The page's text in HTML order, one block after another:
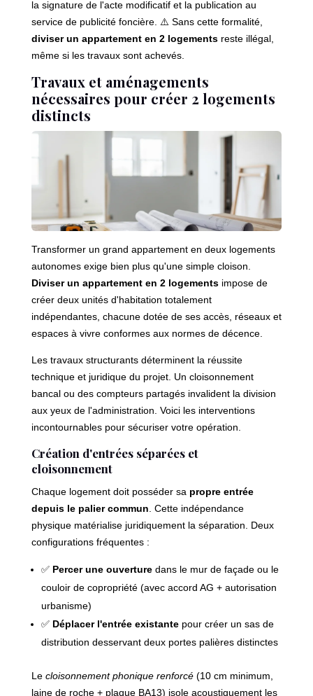
la signature de l'acte modificatif et la publication au
service de publicité foncière. ⚠️ Sans cette formalité,
diviser un appartement en 2 logementsreste illégal,
même si les travaux sont achevés.
Travaux et aménagements
nécessaires pour créer 2 logements
distincts
Transformer un grand appartement en deux logements
autonomes exige bien plus qu'une simple cloison.
Diviser un appartement en 2 logementsimpose de
créer deux unités d'habitation totalement
indépendantes, chacune dotée de ses accès, réseaux et
espaces à vivre conformes aux normes de décence.
Les travaux structurants déterminent la réussite
technique et juridique du projet. Un cloisonnement
bancal ou des compteurs partagés invalident la division
aux yeux de l'administration. Voici les interventions
incontournables pour sécuriser votre opération.
Création d'entrées séparées et
cloisonnement
Chaque logement doit posséder sa propre entrée
depuis le palier commun . Cette indépendance
physique matérialise juridiquement la séparation. Deux
configurations fréquentes :
✅ Percer une ouverturedans le mur de façade ou le
couloir de copropriété (avec accord AG + autorisation
urbanisme)
✅ Déplacer l'entrée existantepour créer un sas de
distribution desservant deux portes palières distinctes
Le cloisonnement phonique renforcé(10 cm minimum,
laine de roche + plaque BA13) isole acoustiquement les